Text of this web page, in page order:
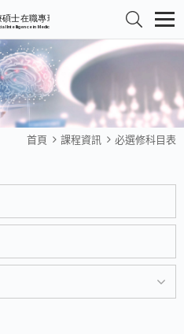
首頁 課程資訊 必選修科目表